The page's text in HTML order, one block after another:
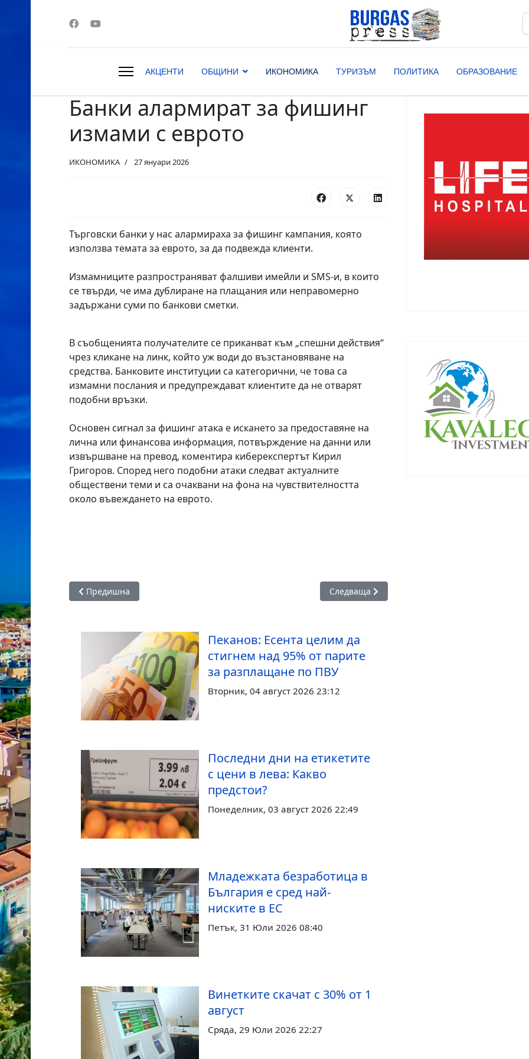
АКЦЕНТИ ОБЩИНИ ИКОНОМИКА ТУРИЗЪМ ПОЛИТИКА ОБРАЗОВАНИЕ
Банки алармират за фишинг
измами с еврото
ИКОНОМИКА 27 януари 2026
Търговски банки у нас алармираха за фишинг кампания, която
използва темата за еврото, за да подвежда клиенти.
Измамниците разпространяват фалшиви имейли и SMS-и, в които
се твърди, че има дублиране на плащания или неправомерно
задържани суми по банкови сметки.
В съобщенията получателите се приканват към „спешни действия“
чрез кликане на линк, който уж води до възстановяване на
средства. Банковите институции са категорични, че това са
измамни послания и предупреждават клиентите да не отварят
подобни връзки.
Основен сигнал за фишинг атака е искането за предоставяне на
лична или финансова информация, потвърждение на данни или
извършване на превод, коментира киберекспертът Кирил
Григоров. Според него подобни атаки следват актуалните
обществени теми и са очаквани на фона на чувствителността
около въвеждането на еврото.
Предишна статия: Жечо Станков: Енергетиката измерва успехите си в реални инвестиции, сигурни цени и
Предишна Следваща статия: Сметната палата откри
Следваща
Пеканов: Есента целим да
стигнем над 95% от парите
за разплащане по ПВУ
Вторник, 04 август 2026 23:12
Последни дни на етикетите
с цени в лева: Какво
предстои?
Понеделник, 03 август 2026 22:49
Младежката безработица в
България е сред най-
ниските в ЕС
Петък, 31 Юли 2026 08:40
Винетките скачат с 30% от 1
август
Сряда, 29 Юли 2026 22:27